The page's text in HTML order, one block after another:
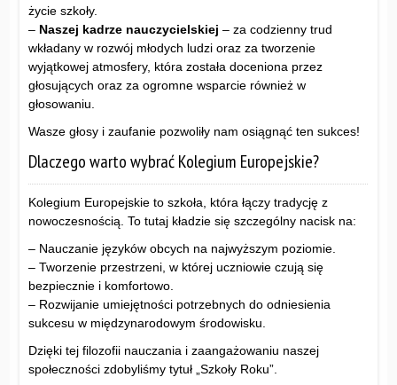
życie szkoły.
– Naszej kadrze nauczycielskiej – za codzienny trud
wkładany w rozwój młodych ludzi oraz za tworzenie
wyjątkowej atmosfery, która została doceniona przez
głosujących oraz za ogromne wsparcie również w
głosowaniu.
Wasze głosy i zaufanie pozwoliły nam osiągnąć ten sukces!
Dlaczego warto wybrać Kolegium Europejskie?
Kolegium Europejskie to szkoła, która łączy tradycję z
nowoczesnością. To tutaj kładzie się szczególny nacisk na:
– Nauczanie języków obcych na najwyższym poziomie.
– Tworzenie przestrzeni, w której uczniowie czują się
bezpiecznie i komfortowo.
– Rozwijanie umiejętności potrzebnych do odniesienia
sukcesu w międzynarodowym środowisku.
Dzięki tej filozofii nauczania i zaangażowaniu naszej
społeczności zdobyliśmy tytuł „Szkoły Roku”.